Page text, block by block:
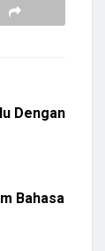
Dengan
Bahasa